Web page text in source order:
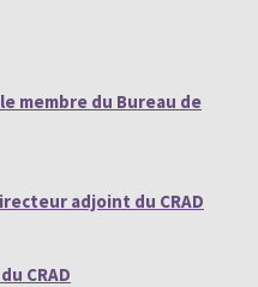
membre du Bureau de
adjoint du CRAD
CRAD